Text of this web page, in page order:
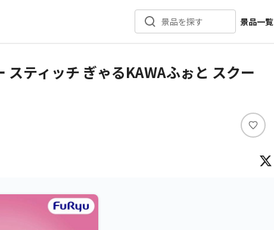
景品を探す
景品一覧
新着景品
スティッチ ぎゃるKAWAふぉと スクー
い
ね